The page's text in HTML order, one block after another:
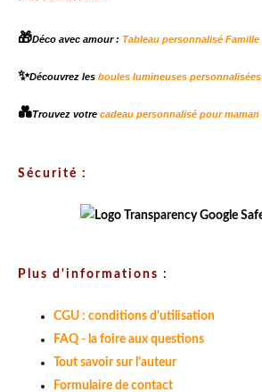
🎁Déco avec amour : Tableau personnalisé Famille
✨Découvrez les boules lumineuses personnalisées
💑Trouvez votre cadeau personnalisé pour maman
Sécurité :
Plus d'informations :
CGU : conditions d'utilisation
FAQ - la foire aux questions
Tout savoir sur l'auteur
Formulaire de contact